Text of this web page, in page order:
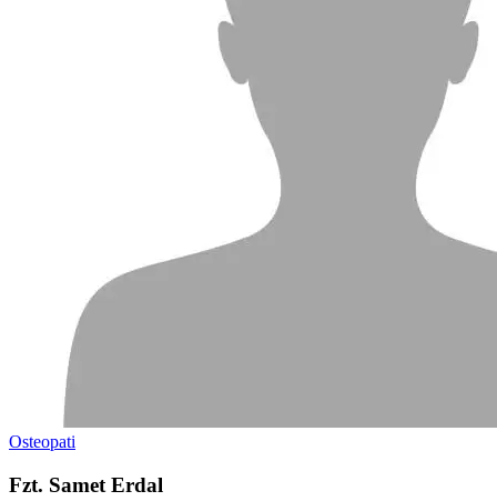
Osteopati
Fzt. Samet Erdal